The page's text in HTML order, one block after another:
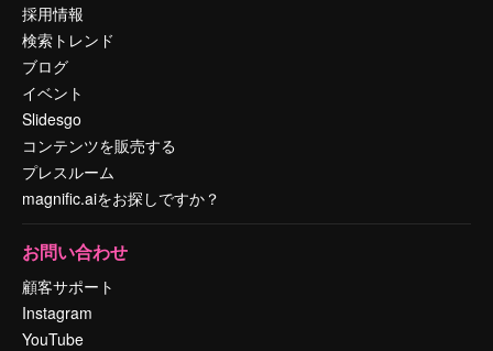
採用情報
検索トレンド
ブログ
イベント
Slidesgo
コンテンツを販売する
プレスルーム
magnific.aiをお探しですか？
お問い合わせ
顧客サポート
Instagram
YouTube